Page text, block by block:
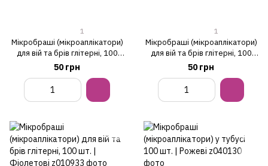
1
Мікробраші (мікроаплікатори)
для вій та брів глітерні, 100
шт. | Рожеві
50 грн
1
Мікробраші (мікроаплікатори)
для вій та брів глітерні, 100
шт. | Золоті
50 грн